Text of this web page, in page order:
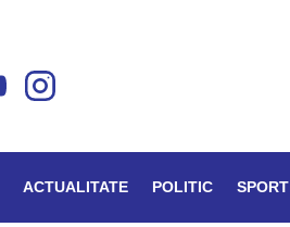
ACTUALITATE POLITIC SPORT